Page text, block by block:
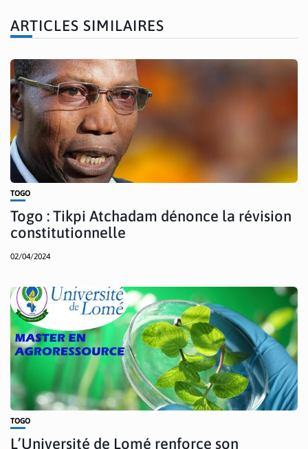
ARTICLES SIMILAIRES
TOGO
Togo : Tikpi Atchadam dénonce la révision
constitutionnelle
02/04/2024
TOGO
L’Université de Lomé renforce son